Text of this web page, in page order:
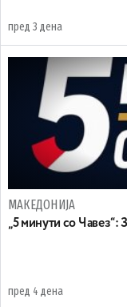
пред 3 дена
МАКЕДОНИЈА
„5 минути со Чавез“:
пред 4 дена